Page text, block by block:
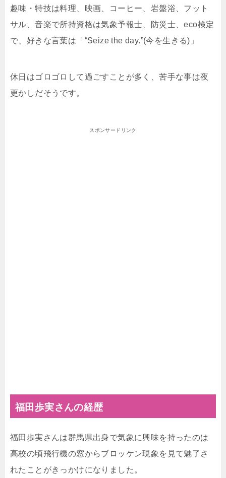
趣味・特技は料理、映画、コーヒー、岩盤浴、フット
サル、音楽で所持資格は気象予報士、防災士、eco検定
で、 好きな言葉は「“Seize the day.”(今を生きる)」
休日はゴロゴロして過ごすことが多く、苦手な事は夜
更かしだそうです。
スポンサードリンク
福田歩実さんの経歴
福田歩実さんは群馬県出身で気象に興味を持ったのは
高校の頃飛行機の窓からブロッケン現象を見て魅了さ
れたことがきっかけになりました。